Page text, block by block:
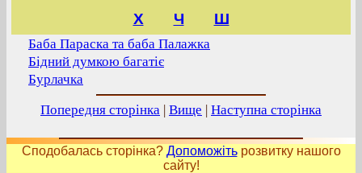
Х
Ч Ш
Баба Параска та баба Палажка
Бідний думкою багатіє
Бурлачка
Попередня сторінка | Вище | Наступна сторінка
Сподобалась сторінка? Допоможітьрозвитку нашого
сайту!